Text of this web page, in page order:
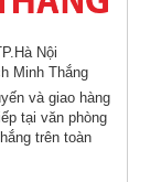
khiến các
thấy ở đây
chuyện,
hoạt
Nội
Minh Thắng
và giao hàng
tại văn phòng
trên toàn